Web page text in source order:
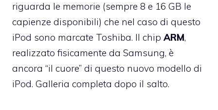
riguarda le memorie (sempre 8 e 16 GB le
capienze disponibili) che nel caso di questo
iPod sono marcate Toshiba. Il chip ARM,
realizzato fisicamente da Samsung, è
ancora “il cuore” di questo nuovo modello di
iPod. Galleria completa dopo il salto.